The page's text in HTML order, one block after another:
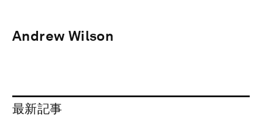
Andrew Wilson
最新記事